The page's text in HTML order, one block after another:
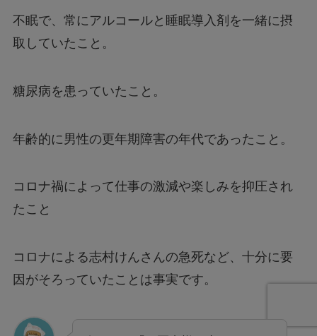
不眠で、常にアルコールと睡眠導入剤を一緒に摂
取していたこと。
糖尿病を患っていたこと。
年齢的に男性の更年期障害の年代であったこと。
コロナ禍によって仕事の激減や楽しみを抑圧され
たこと
コロナによる志村けんさんの急死など、十分に要
因がそろっていたことは事実です。